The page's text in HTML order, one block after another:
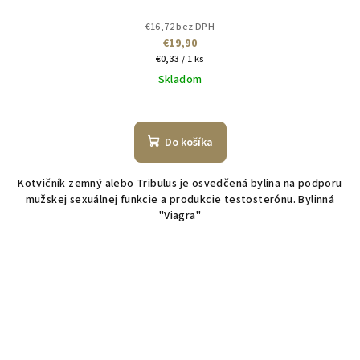
€16,72 bez DPH
€19,90
Jednotková
cena:
€0,33 / 1 ks
Skladom
Do košíka
Kotvičník zemný alebo Tribulus je osvedčená bylina na podporu
mužskej sexuálnej funkcie a produkcie testosterónu. Bylinná
"Viagra"